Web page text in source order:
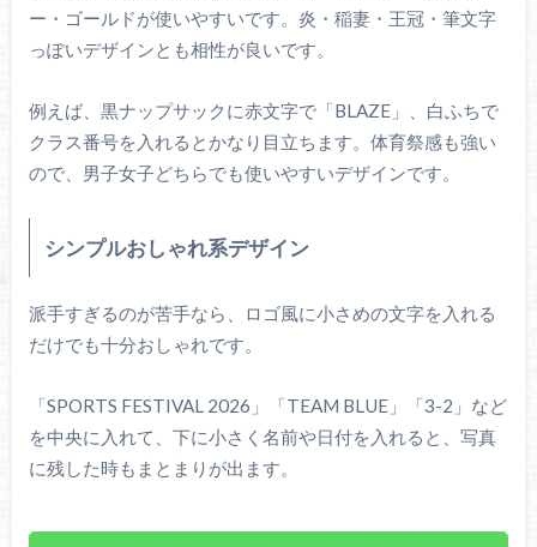
ー・ゴールドが使いやすいです。炎・稲妻・王冠・筆文字
っぽいデザインとも相性が良いです。
例えば、黒ナップサックに赤文字で「BLAZE」、白ふちで
クラス番号を入れるとかなり目立ちます。体育祭感も強い
ので、男子女子どちらでも使いやすいデザインです。
シンプルおしゃれ系デザイン
派手すぎるのが苦手なら、ロゴ風に小さめの文字を入れる
だけでも十分おしゃれです。
「SPORTS FESTIVAL 2026」「TEAM BLUE」「3-2」など
を中央に入れて、下に小さく名前や日付を入れると、写真
に残した時もまとまりが出ます。